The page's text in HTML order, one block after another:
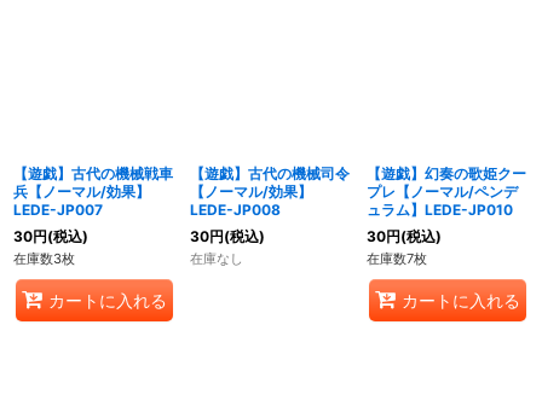
【遊戯】古代の機械戦車
兵【ノーマル/効果】
LEDE-JP007
30円(税込)
在庫数3枚
カートに入れる
【遊戯】古代の機械司令
【ノーマル/効果】
LEDE-JP008
30円(税込)
在庫なし
【遊戯】幻奏の歌姫クー
プレ【ノーマル/ペンデ
ュラム】LEDE-JP010
30円(税込)
在庫数7枚
カートに入れる